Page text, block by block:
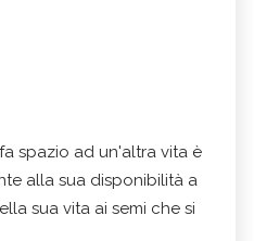
spazio ad un'altra vita è
alla sua disponibilità a
sua vita ai semi che si